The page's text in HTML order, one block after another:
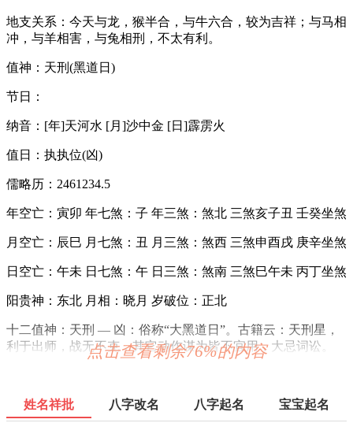
地支关系：今天与龙，猴半合，与牛六合，较为吉祥；与马相
冲，与羊相害，与兔相刑，不太有利。
值神：天刑(黑道日)
节日：
纳音：[年]天河水 [月]沙中金 [日]霹雳火
值日：执执位(凶)
儒略历：2461234.5
年空亡：寅卯 年七煞：子 年三煞：煞北 三煞亥子丑 壬癸坐煞
月空亡：辰巳 月七煞：丑 月三煞：煞西 三煞申酉戌 庚辛坐煞
日空亡：午未 日七煞：午 日三煞：煞南 三煞巳午未 丙丁坐煞
阳贵神：东北 月相：晓月 岁破位：正北
十二值神：天刑 — 凶：俗称“大黑道日”。古籍云：天刑星，
利于出师，战无不克，其它动作谋为皆不宜用，大忌词讼。
财神：正北 月名：仲夏 太岁位：正南
点击查看剩余76%的内容
姓名祥批 八字改名 八字起名 宝宝起名